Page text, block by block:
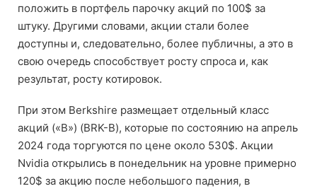
положить в портфель парочку акций по 100$ за
штуку. Другими словами, акции стали более
доступны и, следовательно, более публичны, а это в
свою очередь способствует росту спроса и, как
результат, росту котировок.
При этом Berkshire размещает отдельный класс
акций («B») (BRK-B), которые по состоянию на апрель
2024 года торгуются по цене около 530$. Акции
Nvidia открылись в понедельник на уровне примерно
120$ за акцию после небольшого падения, в